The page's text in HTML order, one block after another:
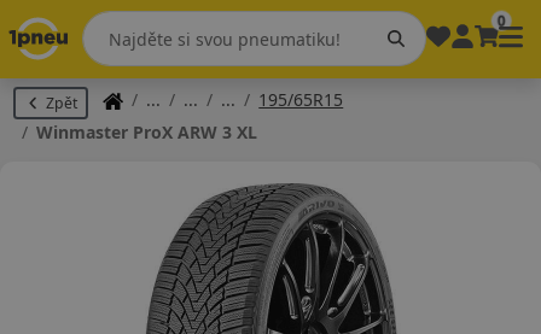
0
Zpět
195/65R15
Winmaster ProX ARW 3 XL